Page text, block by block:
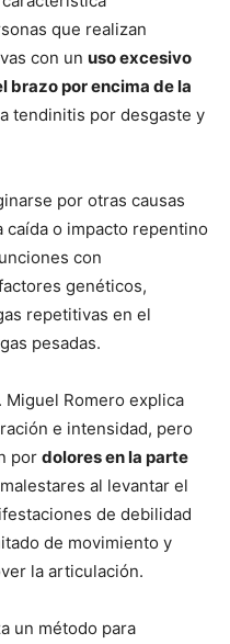
que realizan
con un uso excesivo
brazo por encima de la
tendinitis por desgaste y
por otras causas
caída o impacto repentino
con
genéticos,
repetitivas en el
pesadas.
Miguel Romero explica
e intensidad, pero
por dolores en la parte
al levantar el
de debilidad
de movimiento y
la articulación.
un método para